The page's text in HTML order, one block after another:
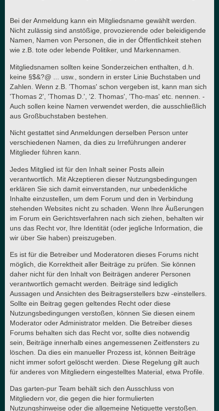
Bei der Anmeldung kann ein Mitgliedsname gewählt werden.
Nicht zulässig sind anstößige, provozierende oder beleidigende
Namen, Namen von Personen, die in der Öffentlichkeit stehen
wie z.B. tote oder lebende Politiker, und Markennamen.
Mitgliedsnamen sollten keine Sonderzeichen enthalten, d.h.
keine §$&?@ ... usw., sondern in erster Linie Buchstaben und
Zahlen. Wenn z.B. 'Thomas' schon vergeben ist, kann man sich
'Thomas 2', 'Thomas D.', '2. Thomas', 'Tho-mas' etc. nennen. -
Auch sollen keine Namen verwendet werden, die ausschließlich
aus Großbuchstaben bestehen.
Nicht gestattet sind Anmeldungen derselben Person unter
verschiedenen Namen, da dies zu Irreführungen anderer
Mitglieder führen kann.
Jedes Mitglied ist für den Inhalt seiner Posts allein
verantwortlich. Mit Akzeptieren dieser Nutzungsbedingungen
erklären Sie sich damit einverstanden, nur unbedenkliche
Inhalte einzustellen, um dem Forum und den in Verbindung
stehenden Websites nicht zu schaden. Wenn Ihre Äußerungen
im Forum ein Gerichtsverfahren nach sich ziehen, behalten wir
uns das Recht vor, Ihre Identität (oder jegliche Information, die
wir über Sie haben) preiszugeben.
Es ist für die Betreiber und Moderatoren dieses Forums nicht
möglich, die Korrektheit aller Beiträge zu prüfen. Sie können
daher nicht für den Inhalt von Beiträgen anderer Personen
verantwortlich gemacht werden. Beiträge sind lediglich
Aussagen und Ansichten des Beitragserstellers bzw -einstellers.
Sollte ein Beitrag gegen geltendes Recht oder diese
Nutzungsbedingungen verstoßen, können Sie diesen einem
Moderator oder Administrator melden. Die Betreiber dieses
Forums behalten sich das Recht vor, sollte dies notwendig
sein, Beiträge innerhalb eines angemessenen Zeitfensters zu
löschen. Da dies ein manueller Prozess ist, können Beiträge
nicht immer sofort gelöscht werden. Diese Regelung gilt auch
für anderes von Mitgliedern eingestelltes Material, etwa Profile.
Das garten-pur Team behält sich den Ausschluss von
Mitgliedern vor, die gegen die hier formulierten
Nutzungshinweise oder die allgemeine Netiquette verstoßen.